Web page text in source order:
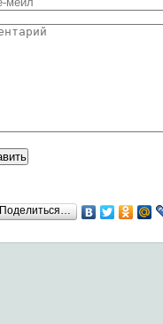
Поделиться…